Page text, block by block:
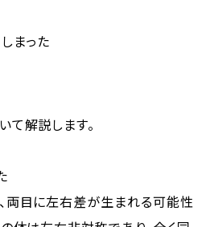
まった
解説します。
両目に左右差が生まれる可能性